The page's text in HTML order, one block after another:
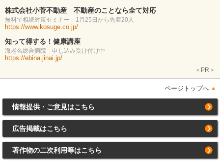
株式会社小菅不動産 不動産のことなら全て対応
無料で相続対策セミナー 1月25日から先着20人
https://www.kosuge.co.jp/
知って得する！健康講座
海老名総合病院 申し込み受け付け中
https://ebina.jinai.jp/
＜PR＞
ページトップへ
情報提供・ご意見はこちら
広告掲載はこちら
著作物の二次利用等はこちら